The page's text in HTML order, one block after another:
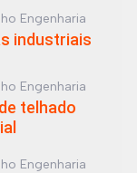
Engenharia
industriais
Engenharia
telhado
Engenharia